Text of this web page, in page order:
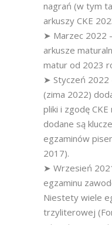
nagrań (w tym
arkuszy CKE
➤ Marzec 2022
arkusze
matur od 2023
➤ Styczeń 2022
(zima 2022)
pliki i zgodę CKE
dodane są
egzaminów
2017).
➤ Wrzesień
egzaminu
Niestety wiele
trzyliterowej